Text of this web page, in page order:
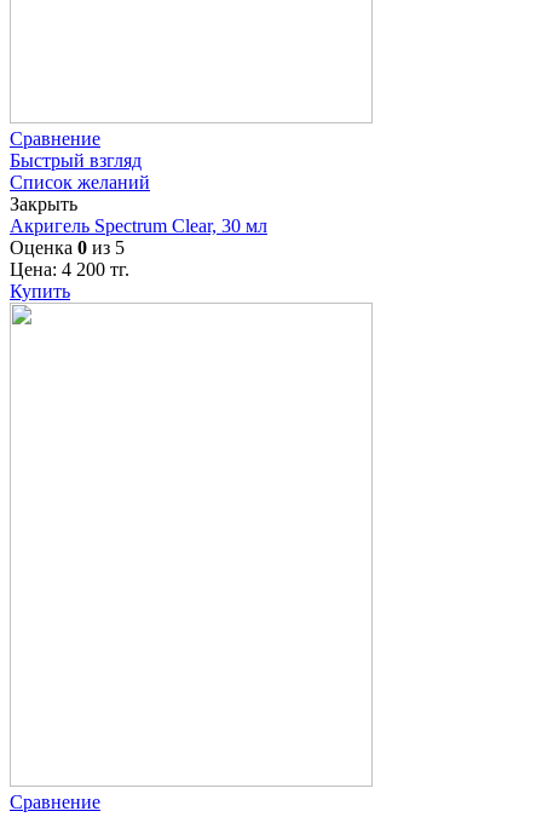
Сравнение
Быстрый взгляд
Список желаний
Закрыть
Акригель Spectrum Clear, 30 мл
Оценка 0 из 5
Цена: 4 200 тг.
Купить
Сравнение